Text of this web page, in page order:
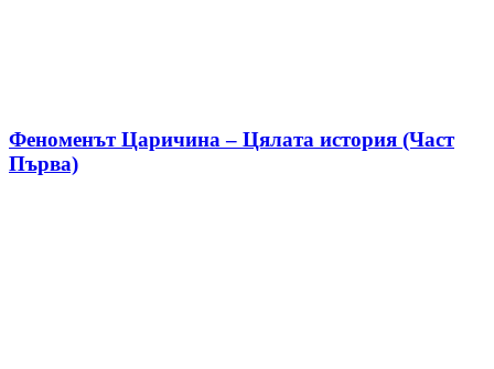
Феноменът Царичина – Цялата история (Част
Първа)